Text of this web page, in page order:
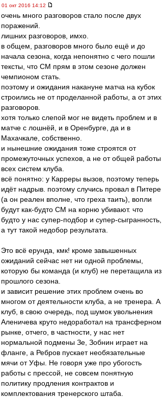
01 окт 2016 14:12
очень много разговоров стало после двух
поражений.
лишних разговоров, имхо.
в общем, разговоров много было ещё и до
начала сезона, когда непонятно с чего пошли
тексты, что СМ прям в этом сезоне должен
чемпионом стать.
поэтому и ожидания накануне матча на кубок
строились не от проделанной работы, а от этих
разговоров.
хотя только слепой мог не видеть проблем и в
матче с лошнёй, и в Оренбурге, да и в
Махачкале, собственно.
и нынешние ожидания тоже строятся от
промежуточных успехов, а не от общей работы
всех систем клуба.
всё понятно: у Карреры вызов, поэтому теперь
идёт надрыв. поэтому случись провал в Питере
(а он реален вполне, что греха таить), вопли
будут как-будто СМ на корню убивают. что
будто у нас супер-подбор и супер-сыгранность,
а тут такой недобор результата.
Это всё ерунда, кмк! кроме завышенных
ожиданий сейчас нет ни одной проблемы,
которую бы команда (и клуб) не перетащила из
прошлого сезона.
и зависит решение этих проблем очень во
многом от деятельности клуба, а не тренера. А
клуб, в свою очередь, под шумок увольнения
Аленичева круто недоработал на трансферном
рынке, отчего, в частности, у нас нет
нормальной подмены Зе, Зобнин играет на
фланге, а Ребров пускает необязательные
мячи от Уфы. Не говоря уже про убогость
работы с прессой, не совсем понятную
политику продления контрактов и
комплектования тренерского штаба.